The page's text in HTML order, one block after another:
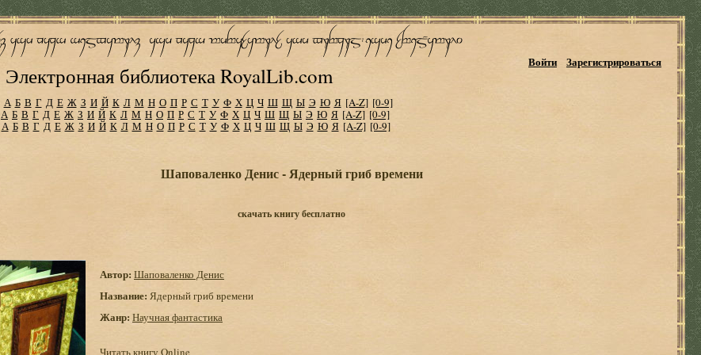
Электронная библиотека RoyalLib.com
Войти Зарегистрироваться
А Б В Г Д Е Ж З И Й К Л М Н О П Р С Т У Ф Х Ц Ч Ш Щ Ы Э Ю Я [A-Z] [0-9]
А Б В Г Д Е Ж З И Й К Л М Н О П Р С Т У Ф Х Ц Ч Ш Щ Ы Э Ю Я [A-Z] [0-9]
А Б В Г Д Е Ж З И Й К Л М Н О П Р С Т У Ф Х Ц Ч Ш Щ Ы Э Ю Я [A-Z] [0-9]
Шаповаленко Денис - Ядерный гриб времени
скачать книгу бесплатно
Автор: Шаповаленко Денис
Название: Ядерный гриб времени
Жанр: Научная фантастика
Читать книгу Online